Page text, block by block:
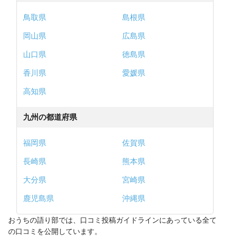
鳥取県
島根県
岡山県
広島県
山口県
徳島県
香川県
愛媛県
高知県
九州の都道府県
福岡県
佐賀県
長崎県
熊本県
大分県
宮崎県
鹿児島県
沖縄県
おうちの語り部では、口コミ投稿ガイドラインにあっている全て
の口コミを公開しています。